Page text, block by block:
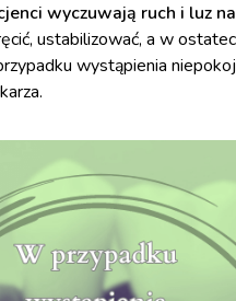
wyczuwają ruch i luz
ustabilizować, a w
wystąpienia